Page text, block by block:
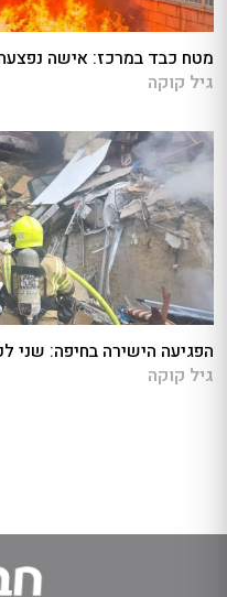
מטח כבד במרכז: אישה
גיל קוקה
הפגיעה הישירה בחיפה: שני
גיל קוקה